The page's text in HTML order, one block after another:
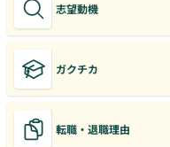
志望動機
ガクチカ
転職・退職理由